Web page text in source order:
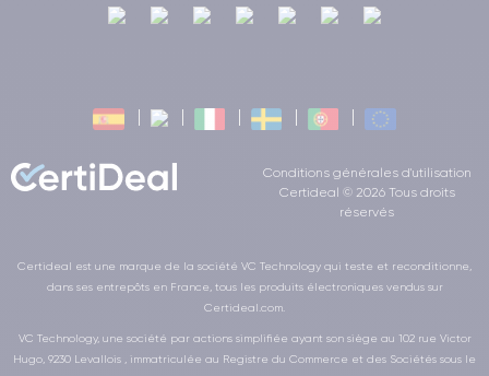
Conditions générales d'utilisation
Certideal © 2026 Tous droits
réservés
Certideal est une marque de la société VC Technology qui teste et reconditionne,
dans ses entrepôts en France, tous les produits électroniques vendus sur
Certideal.com.
VC Technology, une société par actions simplifiée ayant son siège au 102 rue Victor
Hugo, 9230 Levallois , immatriculée au Registre du Commerce et des Sociétés sous le